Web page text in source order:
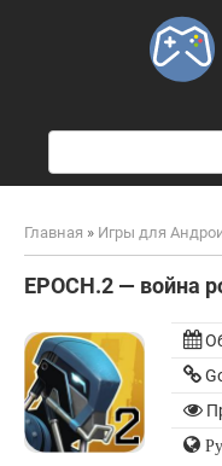
Главная » Игры для
EPOCH.2 — война